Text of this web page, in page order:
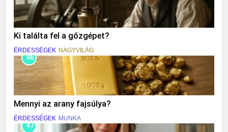
Ki találta fel a gőzgépet?
ÉRDESSÉGEK NAGYVILÁG
46
Mennyi az arany fajsúlya?
ÉRDESSÉGEK MUNKA
47